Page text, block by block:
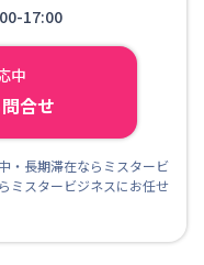
17:00
中
合せ
・長期滞在ならミスタービ
ミスタービジネスにお任せ